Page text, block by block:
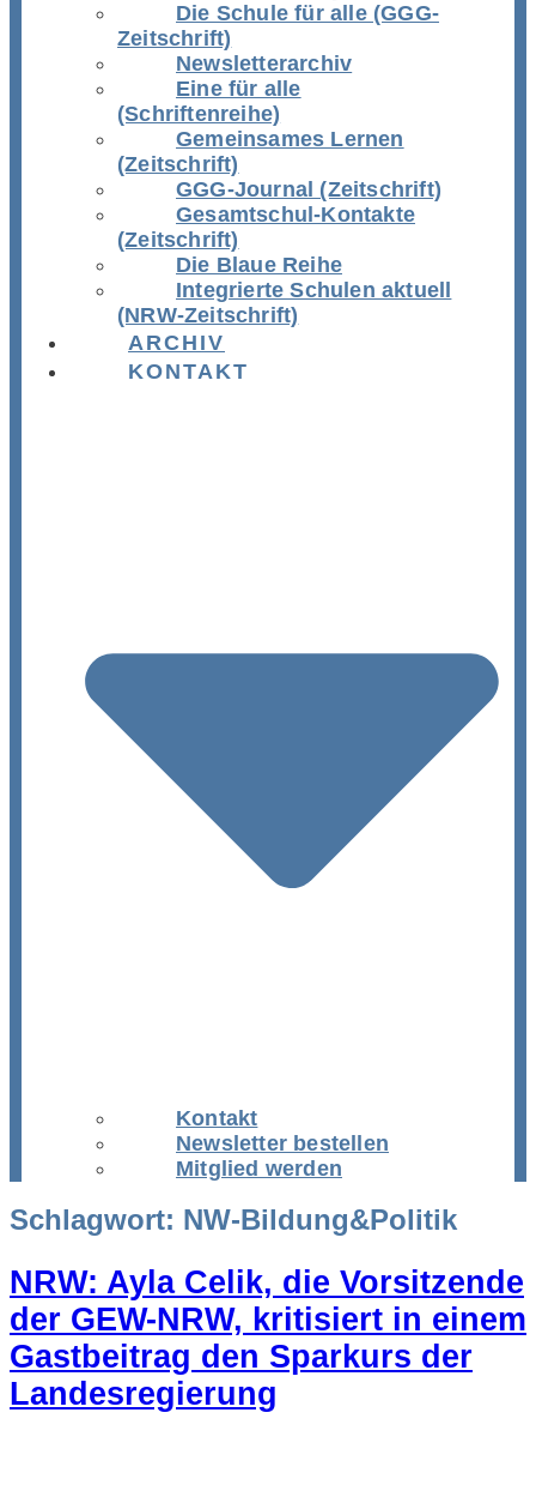
Die Schule für alle (GGG-
Zeitschrift)
Newsletterarchiv
Eine für alle
(Schriftenreihe)
Gemeinsames Lernen
(Zeitschrift)
GGG-Journal (Zeitschrift)
Gesamtschul-Kontakte
(Zeitschrift)
Die Blaue Reihe
Integrierte Schulen aktuell
(NRW-Zeitschrift)
ARCHIV
KONTAKT
Kontakt
Newsletter bestellen
Mitglied werden
Schlagwort: NW-Bildung&Politik
NRW: Ayla Celik, die Vorsitzende
der GEW-NRW, kritisiert in einem
Gastbeitrag den Sparkurs der
Landesregierung